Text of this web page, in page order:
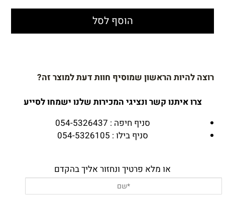
הוסף לסל
רוצה להיות הראשון שמוסיף חוות דעת למוצר זה?
צרו איתנו קשר ונציגי המכירות שלנו ישמחו לסייע
סניף חיפה : 054-5326437
סניף בילו : 054-5326105
או מלא פרטיך ונחזור אליך בהקדם